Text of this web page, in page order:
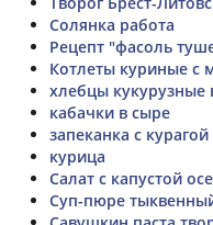
Солянка работа
Рецепт "фасоль
Котлеты куриные с
хлебцы кукурузные
кабачки в сыре
запеканка с курагой
курица
Салат с капустой
Суп-пюре